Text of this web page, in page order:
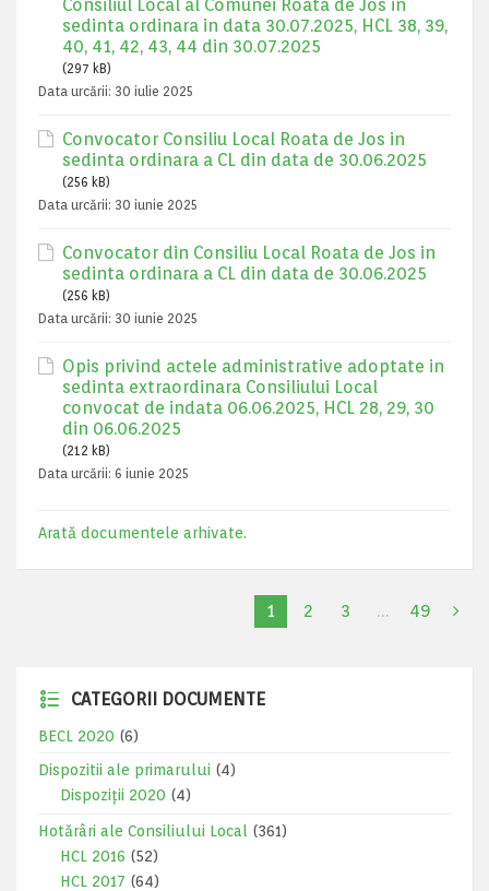
Consiliul Local al Comunei Roata de Jos in
sedinta ordinara in data 30.07.2025, HCL 38, 39,
40, 41, 42, 43, 44 din 30.07.2025
(297 kB)
Data urcării: 30 iulie 2025
Convocator Consiliu Local Roata de Jos in
sedinta ordinara a CL din data de 30.06.2025
(256 kB)
Data urcării: 30 iunie 2025
Convocator din Consiliu Local Roata de Jos in
sedinta ordinara a CL din data de 30.06.2025
(256 kB)
Data urcării: 30 iunie 2025
Opis privind actele administrative adoptate in
sedinta extraordinara Consiliului Local
convocat de indata 06.06.2025, HCL 28, 29, 30
din 06.06.2025
(212 kB)
Data urcării: 6 iunie 2025
Arată documentele arhivate.
1 2 3 … 49
CATEGORII DOCUMENTE
BECL 2020 (6)
Dispozitii ale primarului (4)
Dispoziții 2020 (4)
Hotărâri ale Consiliului Local
(361)
HCL 2016 (52)
HCL 2017 (64)